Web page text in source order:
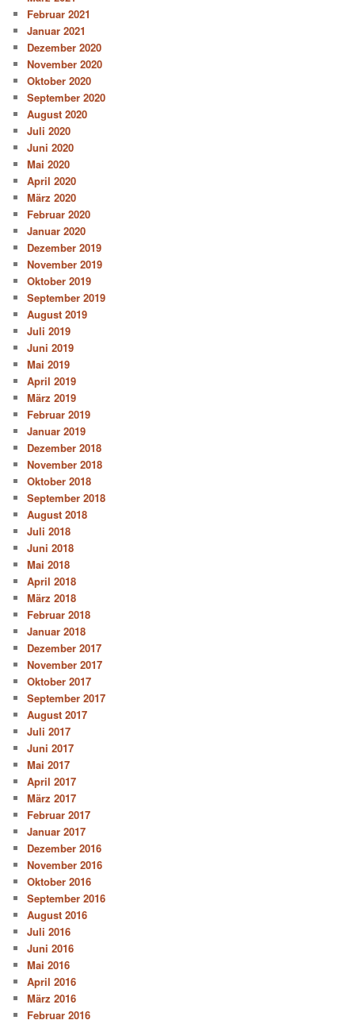
Februar 2021
Januar 2021
Dezember 2020
November 2020
Oktober 2020
September 2020
August 2020
Juli 2020
Juni 2020
Mai 2020
April 2020
März 2020
Februar 2020
Januar 2020
Dezember 2019
November 2019
Oktober 2019
September 2019
August 2019
Juli 2019
Juni 2019
Mai 2019
April 2019
März 2019
Februar 2019
Januar 2019
Dezember 2018
November 2018
Oktober 2018
September 2018
August 2018
Juli 2018
Juni 2018
Mai 2018
April 2018
März 2018
Februar 2018
Januar 2018
Dezember 2017
November 2017
Oktober 2017
September 2017
August 2017
Juli 2017
Juni 2017
Mai 2017
April 2017
März 2017
Februar 2017
Januar 2017
Dezember 2016
November 2016
Oktober 2016
September 2016
August 2016
Juli 2016
Juni 2016
Mai 2016
April 2016
März 2016
Februar 2016